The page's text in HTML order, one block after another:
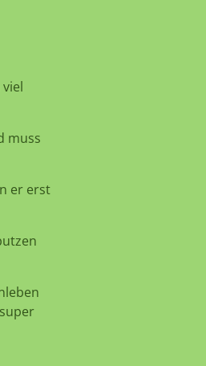
muss
er erst